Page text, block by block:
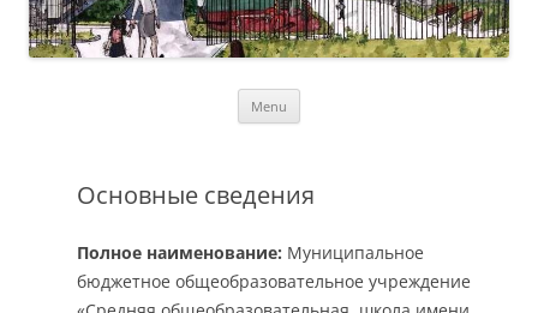
Menu
Основные сведения
Полное наименование: Муниципальное
бюджетное общеобразовательное учреждение